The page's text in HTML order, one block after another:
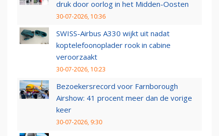
druk door oorlog in het Midden-Oosten
30-07-2026, 10:36
SWISS-Airbus A330 wijkt uit nadat
koptelefoonoplader rook in cabine
veroorzaakt
30-07-2026, 10:23
Bezoekersrecord voor Farnborough
Airshow: 41 procent meer dan de vorige
keer
30-07-2026, 9:30